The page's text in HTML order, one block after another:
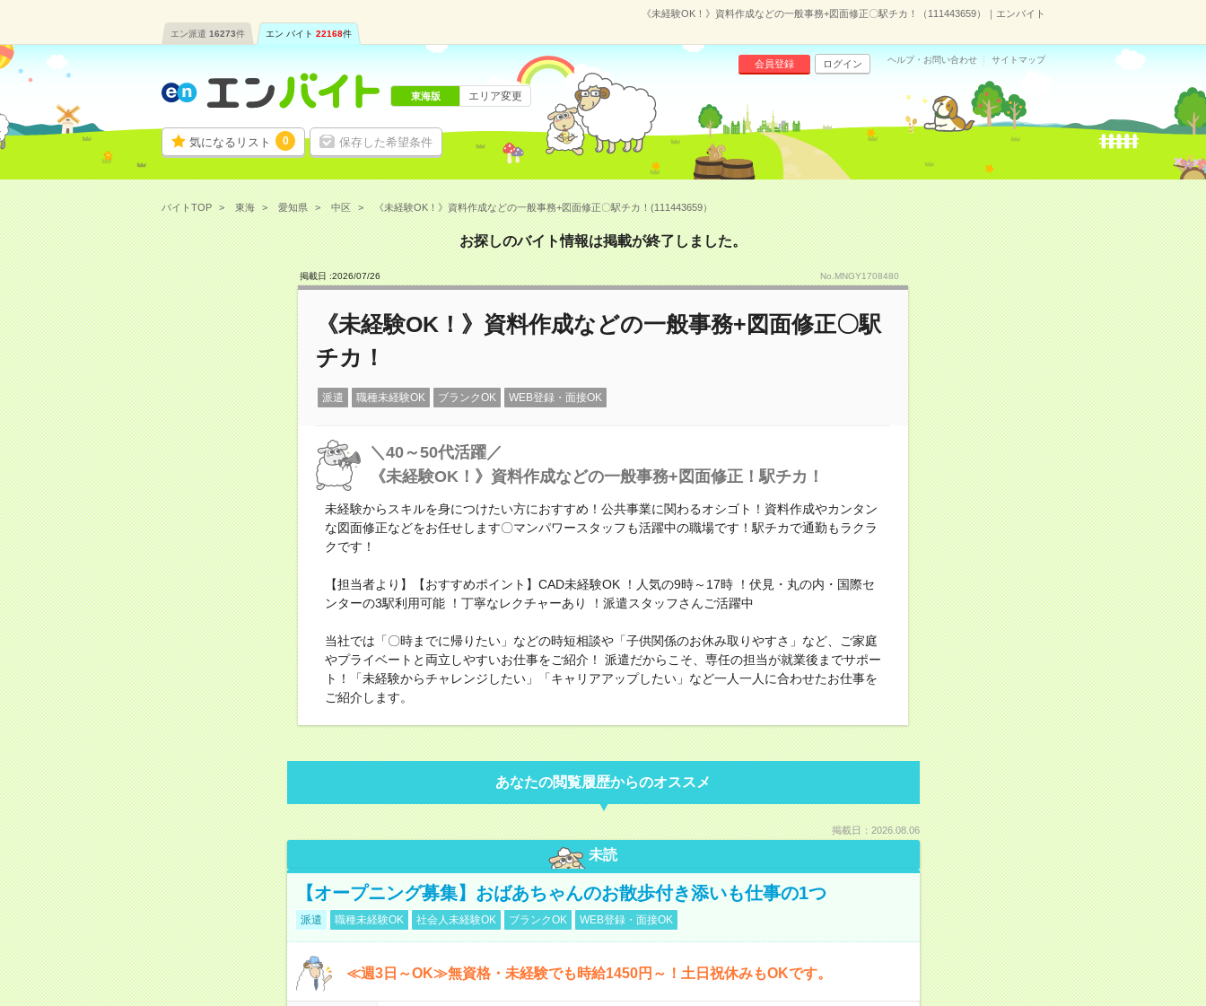
《未経験OK！》資料作成などの一般事務+図面修正〇駅チカ！（111443659）｜エンバイト
エン派遣 16273件 エン バイト 22168件
気になるリスト 0 保存した希望条件
会員登録 ログイン ヘルプ・お問い合わせ サイトマップ
東海版 エリア変更
バイトTOP 東海 愛知県 中区 《未経験OK！》資料作成などの一般事務+図面修正〇駅チカ！(111443659）
お探しのバイト情報は掲載が終了しました。
掲載日 :2026/07/26 No.MNGY1708480
《未経験OK！》資料作成などの一般事務+図面修正〇駅
チカ！
派遣 職種未経験OK ブランクOK WEB登録・面接OK
＼40～50代活躍／
《未経験OK！》資料作成などの一般事務+図面修正！駅チカ！
未経験からスキルを身につけたい方におすすめ！公共事業に関わるオシゴト！資料作成やカンタン
な図面修正などをお任せします〇マンパワースタッフも活躍中の職場です！駅チカで通勤もラクラ
クです！
【担当者より】【おすすめポイント】CAD未経験OK ！人気の9時～17時 ！伏見・丸の内・国際セ
ンターの3駅利用可能 ！丁寧なレクチャーあり ！派遣スタッフさんご活躍中
当社では「〇時までに帰りたい」などの時短相談や「子供関係のお休み取りやすさ」など、ご家庭
やプライベートと両立しやすいお仕事をご紹介！ 派遣だからこそ、専任の担当が就業後までサポー
ト！「未経験からチャレンジしたい」「キャリアアップしたい」など一人一人に合わせたお仕事を
ご紹介します。
あなたの閲覧履歴からのオススメ
掲載日：2026.08.06
未読
【オープニング募集】おばあちゃんのお散歩付き添いも仕事の1つ
派遣 職種未経験OK 社会人未経験OK ブランクOK WEB登録・面接OK
≪週3日～OK≫無資格・未経験でも時給1450円～！土日祝休みもOKです。